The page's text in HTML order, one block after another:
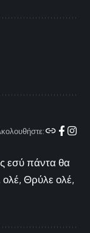
εσύ πάντα θα
Θρύλε ολέ,